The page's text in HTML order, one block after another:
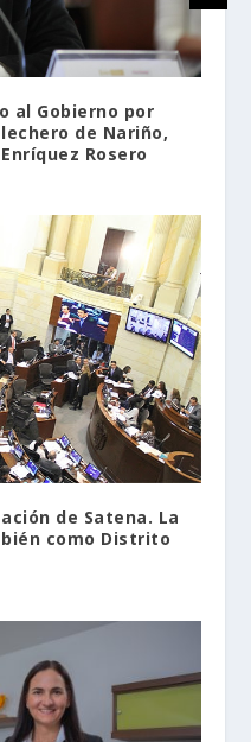
al Gobierno por
de Nariño,
Rosero
de Satena. La
como Distrito